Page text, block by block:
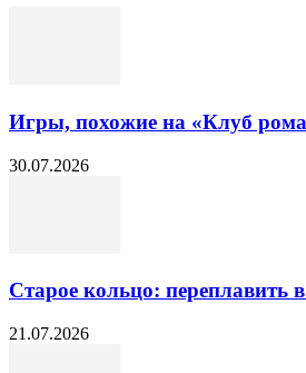
Игры, похожие на «Клуб
30.07.2026
Старое кольцо: переплавить
21.07.2026